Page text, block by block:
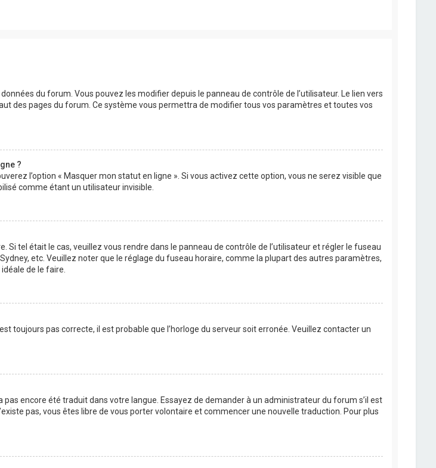
du forum. Vous pouvez les modifier depuis le panneau de contrôle de l’utilisateur. Le lien vers
des pages du forum. Ce système vous permettra de modifier tous vos paramètres et toutes vos
?
l’option « Masquer mon statut en ligne ». Si vous activez cette option, vous ne serez visible que
comme étant un utilisateur invisible.
Si tel était le cas, veuillez vous rendre dans le panneau de contrôle de l’utilisateur et régler le fuseau
etc. Veuillez noter que le réglage du fuseau horaire, comme la plupart des autres paramètres,
de le faire.
toujours pas correcte, il est probable que l’horloge du serveur soit erronée. Veuillez contacter un
encore été traduit dans votre langue. Essayez de demander à un administrateur du forum s’il est
pas, vous êtes libre de vous porter volontaire et commencer une nouvelle traduction. Pour plus